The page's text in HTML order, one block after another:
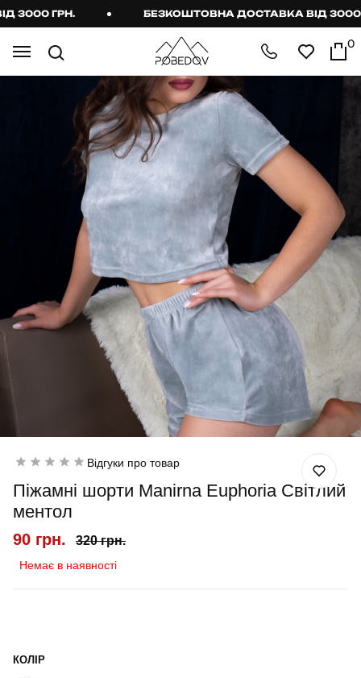
ГРН. БЕЗКОШТОВНА ДОСТАВКА ВІД 3000
0
Відгуки про товар
Піжамні шорти Manirna Euphoria Світлий
ментол
90 грн. 320 грн.
Немає в наявності
КОЛІР